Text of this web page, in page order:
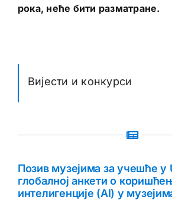
рока, неће бити разматране.
Вијести и конкурси
Позив музејима за учешће у
глобалној анкети о
интелигенције (AI) у